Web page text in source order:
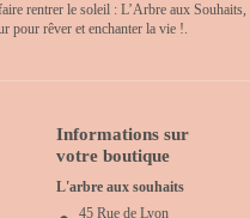
rentrer le soleil : L’Arbre aux Souhaits,
pour rêver et enchanter la vie !.
Informations sur
votre boutique
L'arbre aux souhaits
45 Rue de Lyon